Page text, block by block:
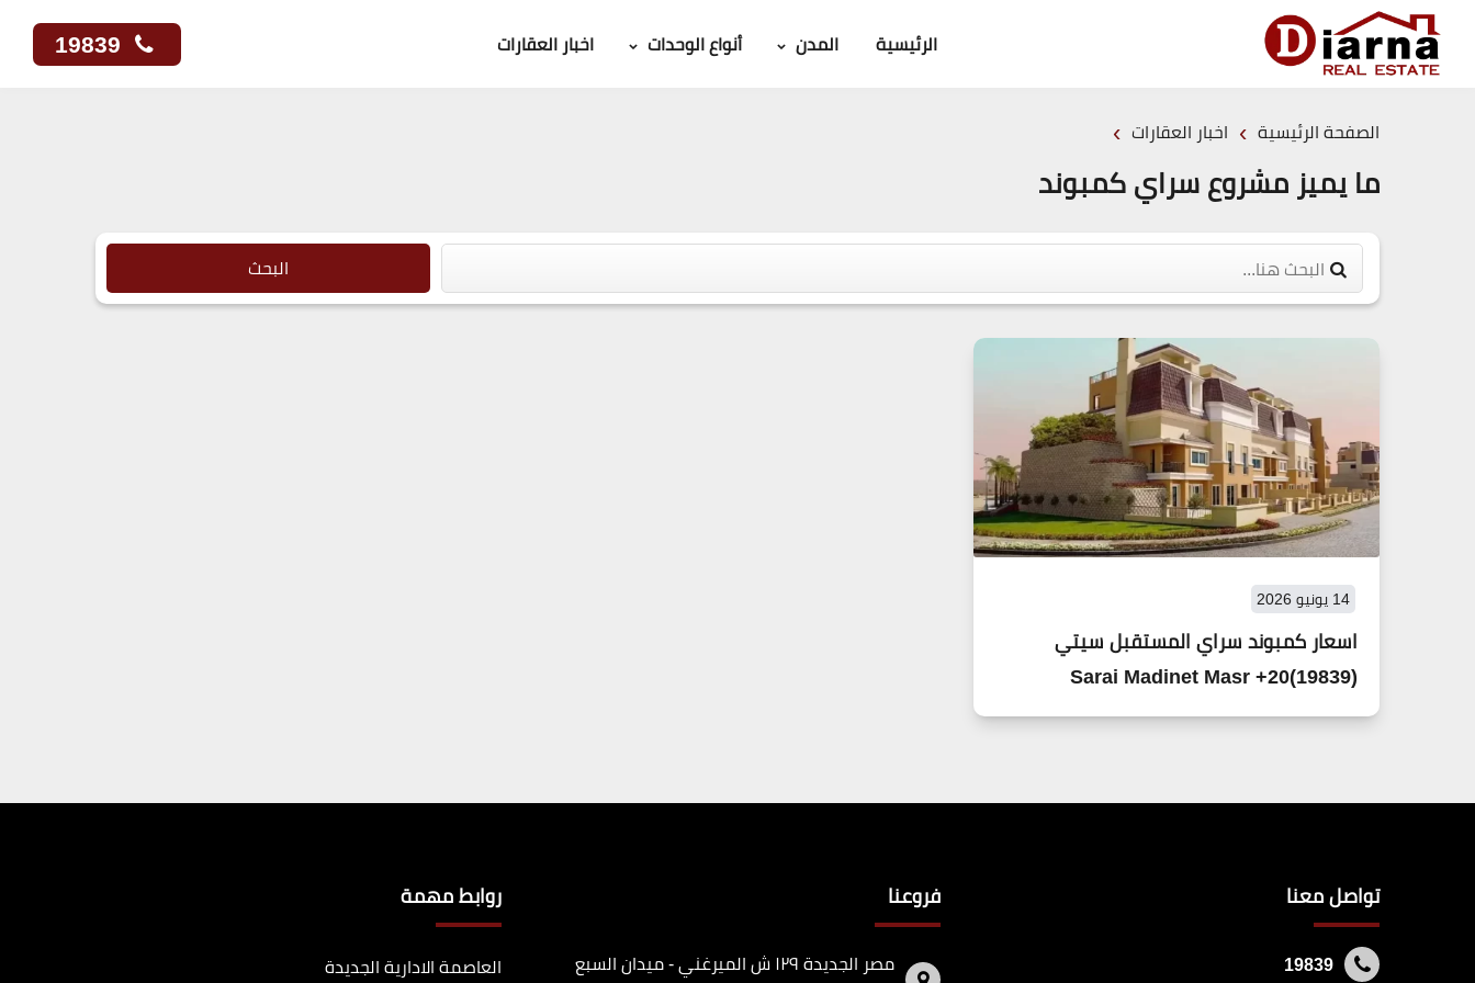
الرئيسية المدن أنواع الوحدات اخبار العقارات
الصفحة الرئيسية › اخبار العقارات ›
ما يميز مشروع سراي كمبوند
البحث
14 يونيو 2026
اسعار كمبوند سراي المستقبل سيتي
(19839)20+ Sarai Madinet Masr
تواصل معنا
19839
فروعنا
مصر الجديدة ١٢٩ ش الميرغني - ميدان السبع
روابط مهمة
العاصمة الادارية الجديدة